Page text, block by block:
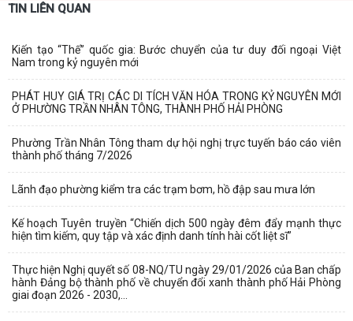
TIN LIÊN QUAN
Kiến tạo “Thế” quốc gia: Bước chuyển của tư duy đối ngoại Việt
Nam trong kỷ nguyên mới
PHÁT HUY GIÁ TRỊ CÁC DI TÍCH VĂN HÓA TRONG KỶ NGUYÊN MỚI
Ở PHƯỜNG TRẦN NHÂN TÔNG, THÀNH PHỐ HẢI PHÒNG
Phường Trần Nhân Tông tham dự hội nghị trực tuyến báo cáo viên
thành phố tháng 7/2026
Lãnh đạo phường kiểm tra các trạm bơm, hồ đập sau mưa lớn
Kế hoạch Tuyên truyền “Chiến dịch 500 ngày đêm đẩy mạnh thực
hiện tìm kiếm, quy tập và xác định danh tính hài cốt liệt sĩ”
Thực hiện Nghị quyết số 08-NQ/TU ngày 29/01/2026 của Ban chấp
hành Đảng bộ thành phố về chuyển đổi xanh thành phố Hải Phòng
giai đoạn 2026 - 2030,...